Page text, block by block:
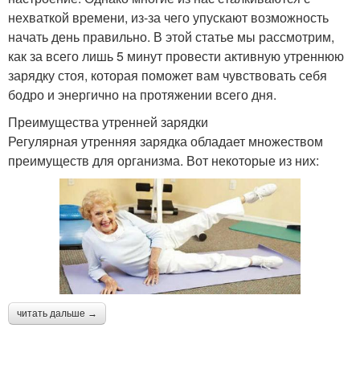
нехваткой времени, из-за чего упускают возможность
начать день правильно. В этой статье мы рассмотрим,
как за всего лишь 5 минут провести активную утреннюю
зарядку стоя, которая поможет вам чувствовать себя
бодро и энергично на протяжении всего дня.
Преимущества утренней зарядки
Регулярная утренняя зарядка обладает множеством
преимуществ для организма. Вот некоторые из них:
читать дальше →